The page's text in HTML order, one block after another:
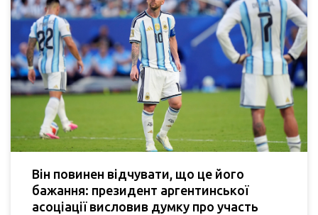
Він повинен відчувати, що це його
бажання: президент аргентинської
асоціації висловив думку про участь